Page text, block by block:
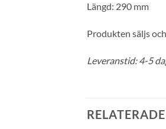
Längd: 290 mm
Produkten säljs
Leveranstid: 4-5